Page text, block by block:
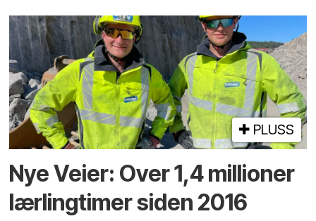
PLUSS
Nye Veier: Over 1,4 millioner
lærlingtimer siden 2016